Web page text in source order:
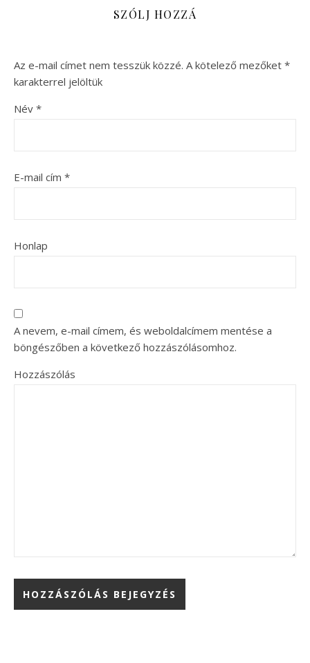
SZÓLJ HOZZÁ
Az e-mail címet nem tesszük közzé. A kötelező mezőket *
karakterrel jelöltük
Név *
E-mail cím *
Honlap
A nevem, e-mail címem, és weboldalcímem mentése a
böngészőben a következő hozzászólásomhoz.
Hozzászólás